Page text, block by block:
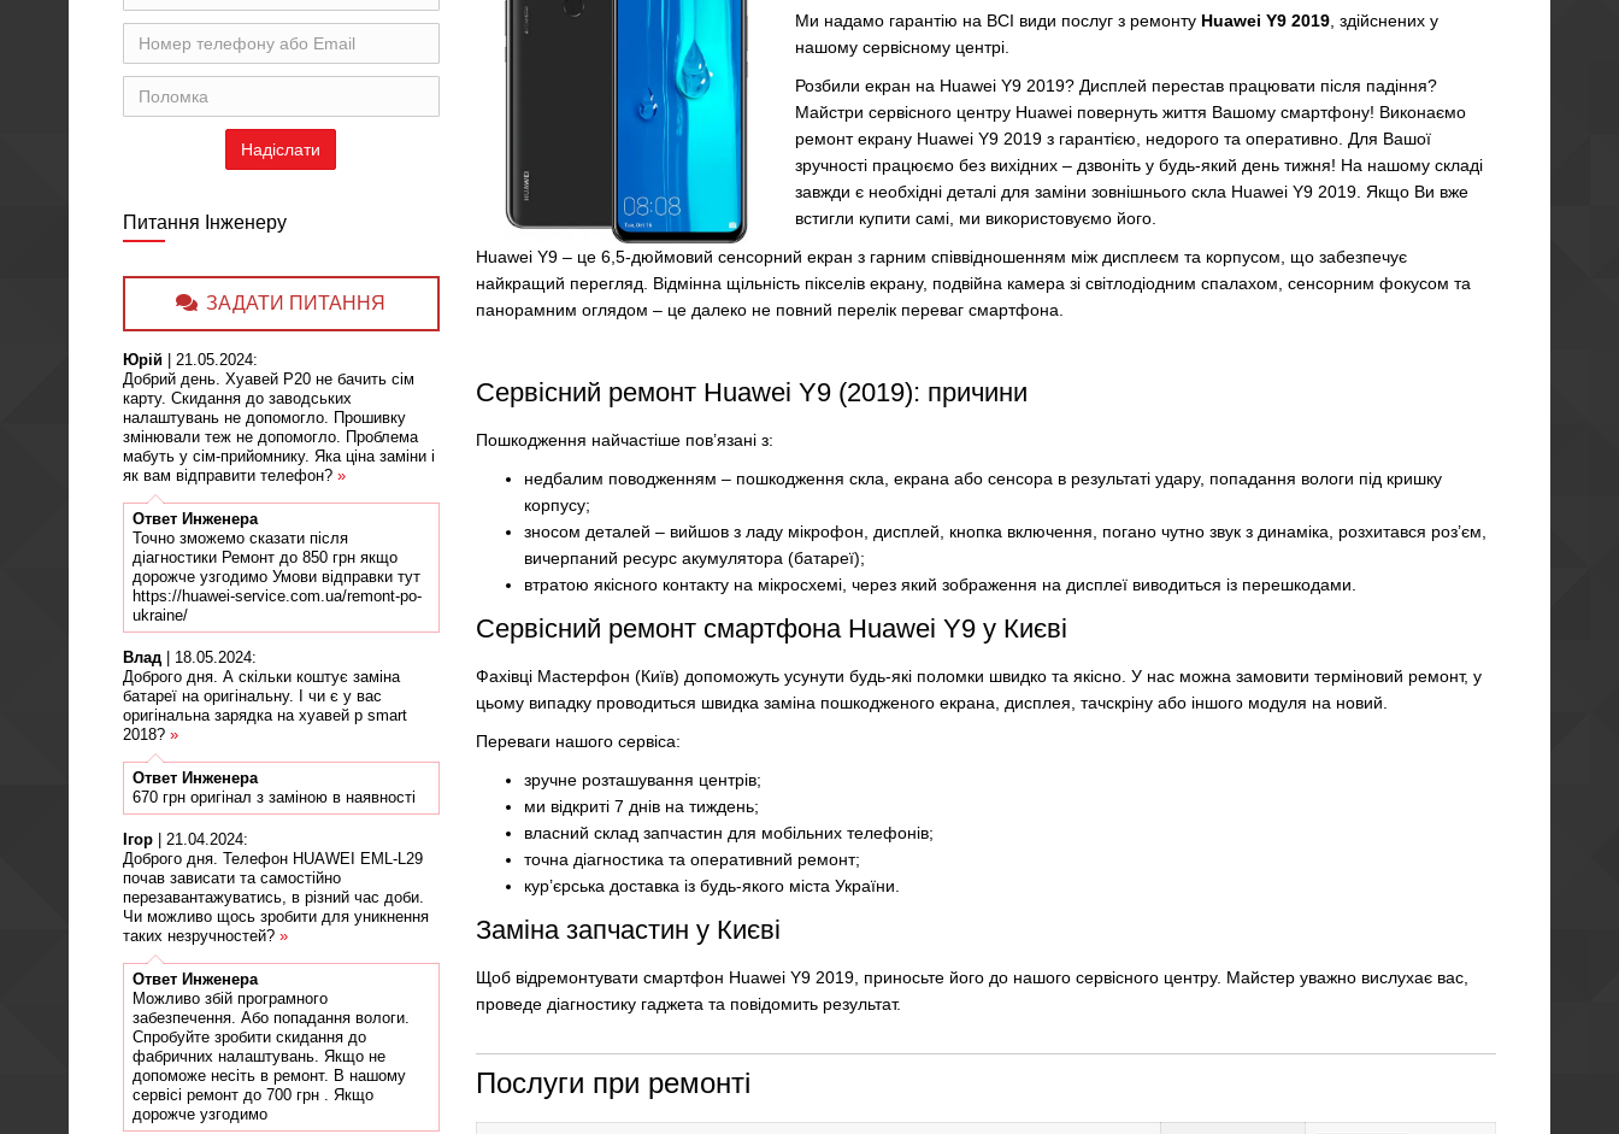
Ми надамо гарантію на ВСІ види послуг з ремонту Huawei Y9 2019, здійснених у
нашому сервісному центрі.
Розбили екран на Huawei Y9 2019? Дисплей перестав працювати після падіння?
Майстри сервісного центру Huawei повернуть життя Вашому смартфону! Виконаємо
ремонт екрану Huawei Y9 2019 з гарантією, недорого та оперативно. Для Вашої
зручності працюємо без вихідних – дзвоніть у будь-який день тижня! На нашому складі
завжди є необхідні деталі для заміни зовнішнього скла Huawei Y9 2019. Якщо Ви вже
встигли купити самі, ми використовуємо його.
Huawei Y9 – це 6,5-дюймовий сенсорний екран з гарним співвідношенням між дисплеєм та корпусом, що забезпечує
найкращий перегляд.
Відмінна щільність пікселів екрану, подвійна камера зі світлодіодним спалахом, сенсорним фокусом та
панорамним оглядом – це далеко не повний перелік переваг смартфона.
Сервісний ремонт Huawei Y9 (2019): причини
Пошкодження найчастіше пов’язані з:
недбалим поводженням – пошкодження скла, екрана або сенсора в результаті удару, попадання вологи під кришку
корпусу;
зносом деталей – вийшов з ладу мікрофон, дисплей, кнопка включення, погано чутно звук з динаміка, розхитався роз’єм,
вичерпаний ресурс акумулятора (батареї);
втратою якісного контакту на мікросхемі, через який зображення на дисплеї виводиться із перешкодами.
Сервісний ремонт смартфона Huawei Y9 у Києві
Фахівці Мастерфон (Київ) допоможуть усунути будь-які поломки швидко та якісно. У нас можна замовити терміновий ремонт, у
цьому випадку проводиться швидка заміна пошкодженого екрана, дисплея, тачскріну або іншого модуля на новий.
Переваги нашого сервіса:
зручне розташування центрів;
ми відкриті 7 днів на тиждень;
власний склад запчастин для мобільних телефонів;
точна діагностика та оперативний ремонт;
кур’єрська доставка із будь-якого міста України.
Заміна запчастин у Києві
Щоб відремонтувати смартфон Huawei Y9 2019, приносьте його до нашого сервісного центру. Майстер уважно вислухає вас,
проведе діагностику гаджета та повідомить результат.
Послуги при ремонті
Питання Інженеру
Юрій 21.05.2024:
Добрий день. Хуавей Р20 не бачить сім
карту. Скидання до заводських
налаштувань не допомогло. Прошивку
змінювали теж не допомогло. Проблема
мабуть у сім-прийомнику. Яка ціна заміни і
як вам відправити телефон? »
Ответ Инженера
Точно зможемо сказати після
діагностики Ремонт до 850 грн якщо
дорожче узгодимо Умови відправки тут
https://huawei-service.com.ua/remont-po-
ukraine/
Влад 18.05.2024:
Доброго дня. А скільки коштує заміна
батареї на оригінальну. І чи є у вас
оригінальна зарядка на хуавей p smart
2018? »
Ответ Инженера
670 грн оригінал з заміною в наявності
Ігор 21.04.2024:
Доброго дня. Телефон HUAWEI EML-L29
почав зависати та самостійно
перезавантажуватись, в різний час доби.
Чи можливо щось зробити для уникнення
таких незручностей? »
Ответ Инженера
Можливо збій програмного
забезпечення. Або попадання вологи.
Спробуйте зробити скидання до
фабричних налаштувань. Якщо не
допоможе несіть в ремонт. В нашому
сервісі ремонт до 700 грн . Якщо
дорожче узгодимо
ЗАДАТИ ПИТАННЯ